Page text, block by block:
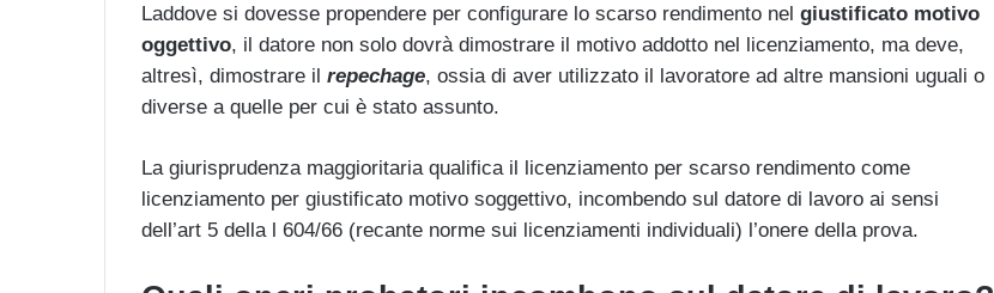
Laddove si dovesse propendere per configurare lo scarso rendimento nel giustificato motivo
oggettivo, il datore non solo dovrà dimostrare il motivo addotto nel licenziamento, ma deve,
altresì, dimostrare il repechage, ossia di aver utilizzato il lavoratore ad altre mansioni uguali o
diverse a quelle per cui è stato assunto.
La giurisprudenza maggioritaria qualifica il licenziamento per scarso rendimento come
licenziamento per giustificato motivo soggettivo, incombendo sul datore di lavoro ai sensi
dell’art 5 della l 604/66 (recante norme sui licenziamenti individuali) l’onere della prova.